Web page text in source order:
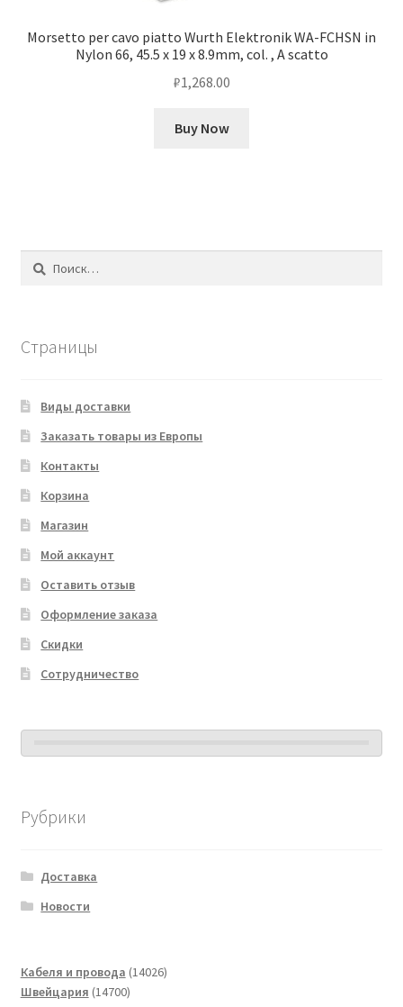
Morsetto per cavo piatto Wurth Elektronik WA-FCHSN in
Nylon 66, 45.5 x 19 x 8.9mm, col. , A scatto
₽1,268.00
Buy Now
Найти:
Страницы
Виды доставки
Заказать товары из Европы
Контакты
Корзина
Магазин
Мой аккаунт
Оставить отзыв
Оформление заказа
Скидки
Сотрудничество
Рубрики
Доставка
Новости
Кабеля и провода 1402614026
Швейцария 1470014700